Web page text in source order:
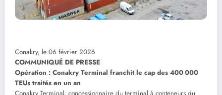
Conakry, le 06 février 2026
COMMUNIQUÉ DE PRESSE
Opération : Conakry Terminal franchit le cap des 400 000
TEUs traités en un an